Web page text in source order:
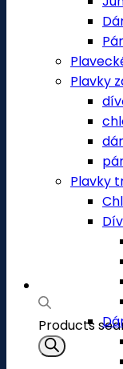
Products
Plavky
Plavky